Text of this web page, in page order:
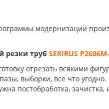
модернизации
резки труб SEKIRUS
отрезать всякими
выборки, все что
постобработка, зачистка,